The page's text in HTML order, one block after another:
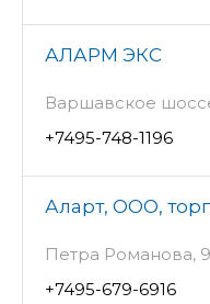
АЛАРМ ЭКС
Варшавское
+7495-748-1196
Аларт, ООО,
Петра Романова,
+7495-679-6916